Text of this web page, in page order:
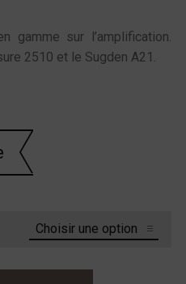
gamme sur l’amplification.
2510 et le Sugden A21.